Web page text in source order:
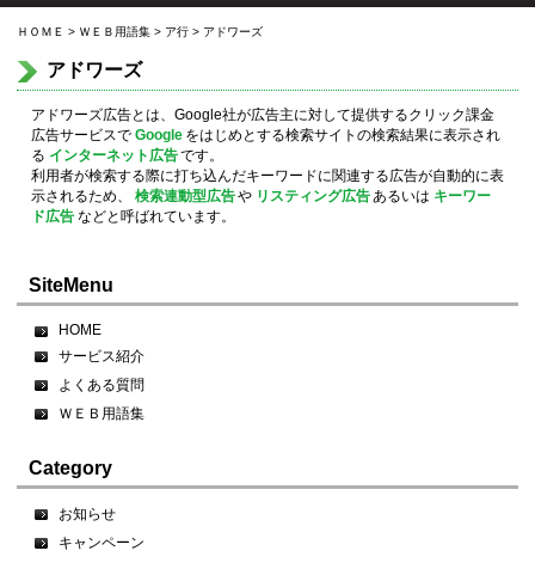
ＨＯＭＥ > ＷＥＢ用語集 > ア行 > アドワーズ
アドワーズ
アドワーズ広告とは、Google社が広告主に対して提供するクリック課金
広告サービスで Google をはじめとする検索サイトの検索結果に表示され
る インターネット広告です。
利用者が検索する際に打ち込んだキーワードに関連する広告が自動的に表
示されるため、
検索連動型広告や リスティング広告あるいは キーワー
ド広告 などと呼ばれています。
SiteMenu
HOME
サービス紹介
よくある質問
ＷＥＢ用語集
Category
お知らせ
キャンペーン